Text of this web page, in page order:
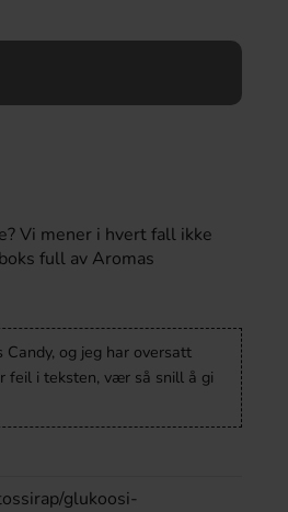
Vi mener i hvert fall ikke
full av Aromas
og jeg har oversatt
feil i teksten, vær så snill å gi
glukoosi-